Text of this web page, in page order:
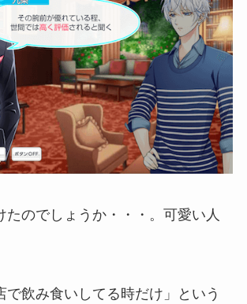
たのでしょうか・・・。可愛い人
で飲み食いしてる時だけ」という